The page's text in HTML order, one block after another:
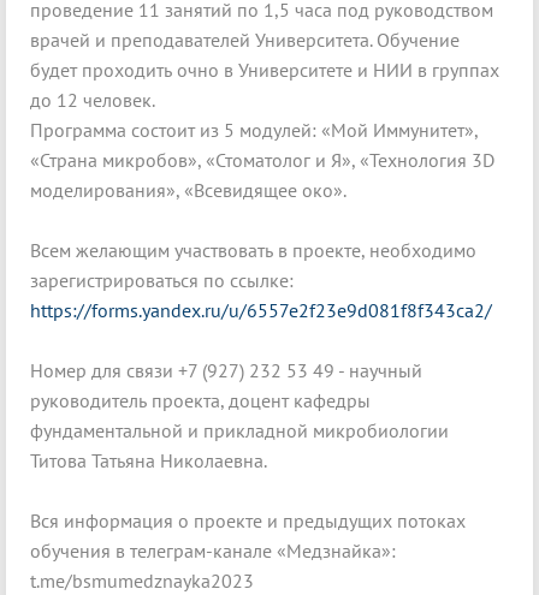
проведение 11 занятий по 1,5 часа под руководством
врачей и преподавателей Университета. Обучение
будет проходить очно в Университете и НИИ в группах
до 12 человек.
Программа состоит из 5 модулей: «Мой Иммунитет»,
«Страна микробов», «Стоматолог и Я», «Технология 3D
моделирования», «Всевидящее око».
Всем желающим участвовать в проекте, необходимо
зарегистрироваться по ссылке:
https://forms.yandex.ru/u/6557e2f23e9d081f8f343ca2/
Номер для связи +7 (927) 232 53 49 - научный
руководитель проекта, доцент кафедры
фундаментальной и прикладной микробиологии
Титова Татьяна Николаевна.
Вся информация о проекте и предыдущих потоках
обучения в телеграм-канале «Медзнайка»:
t.me/bsmumedznayka2023